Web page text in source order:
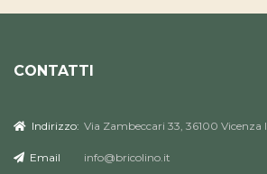
CONTATTI
Indirizzo: Via Zambeccari 33, 36100 Vicenza
Email info@bricolino.it